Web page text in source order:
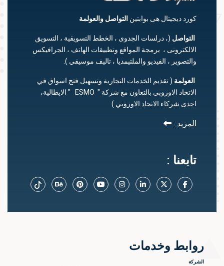
كورد ديجيتال هى بوابتينالتواصلوالعولمة
التواصل (، درلسات الجدوى ، الخطط التسويقية ، التسويق
الالكترونى ، برمجة المواقع وتطبيقات الهاتف ، الجرافيكس
والتصوير ، الفيديو والملتيمديا ، تاليف موسيقي ).
العولمة ( تقديم الخدمات التجارية وتسهيل فتح اسواق في
الاتحاد الاوروبي بالتعاون مع شركة " ESMO " الايطالية،
احدى شركاء الاتحاد الاوروبي )
المزيد :
تابعنا :
روابط وخدمات
الشركة